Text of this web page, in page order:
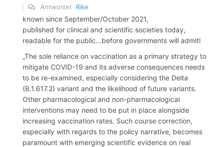
Antwortet Rike
known since September/October 2021,
published for clinical and scientific societies today,
readable for the public…before governments will admit!
„The sole reliance on vaccination as a primary strategy to
mitigate COVID-19 and its adverse consequences needs
to be re-examined, especially considering the Delta
(B.1.617.2) variant and the likelihood of future variants.
Other pharmacological and non-pharmacological
interventions may need to be put in place alongside
increasing vaccination rates. Such course correction,
especially with regards to the policy narrative, becomes
paramount with emerging scientific evidence on real